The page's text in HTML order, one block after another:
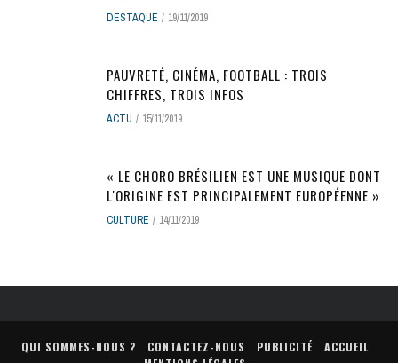
DESTAQUE 19/11/2019
PAUVRETÉ, CINÉMA, FOOTBALL : TROIS
CHIFFRES, TROIS INFOS
ACTU 15/11/2019
« LE CHORO BRÉSILIEN EST UNE MUSIQUE DONT
L'ORIGINE EST PRINCIPALEMENT EUROPÉENNE »
CULTURE 14/11/2019
QUI SOMMES-NOUS ? CONTACTEZ-NOUS PUBLICITÉ
ACCUEIL